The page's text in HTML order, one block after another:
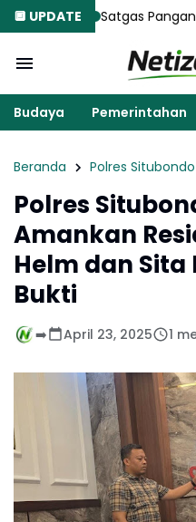
🔲 UPDATE
Pangan Bergerak,
Budaya Pemerintahan
Beranda Polres Situbondo
Polres
Amankan
Helm dan
Bukti
➡️ April 23, 2025 1